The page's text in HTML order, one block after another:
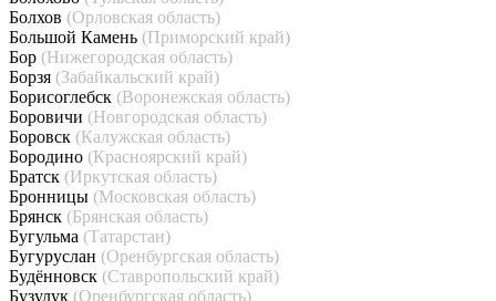
Болхов (Орловская область)
Большой Камень (Приморский край)
Бор (Нижегородская область)
Борзя (Забайкальский край)
Борисоглебск (Воронежская область)
Боровичи (Новгородская область)
Боровск (Калужская область)
Бородино (Красноярский край)
Братск (Иркутская область)
Бронницы (Московская область)
Брянск (Брянская область)
Бугульма (Татарстан)
Бугуруслан (Оренбургская область)
Будённовск (Ставропольский край)
Бузулук (Оренбургская область)